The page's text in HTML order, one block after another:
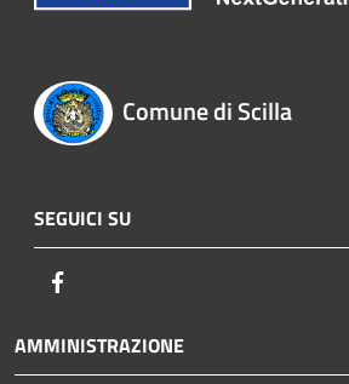
Comune di Scilla
SEGUICI SU
AMMINISTRAZIONE